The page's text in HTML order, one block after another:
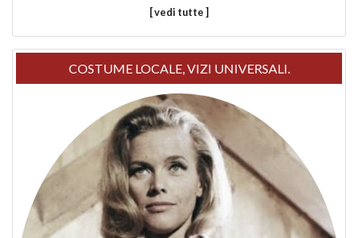
[ vedi tutte ]
COSTUME LOCALE, VIZI UNIVERSALI.